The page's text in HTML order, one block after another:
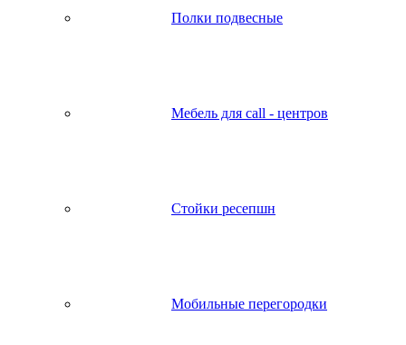
Полки подвесные
Мебель для call - центров
Стойки ресепшн
Мобильные перегородки